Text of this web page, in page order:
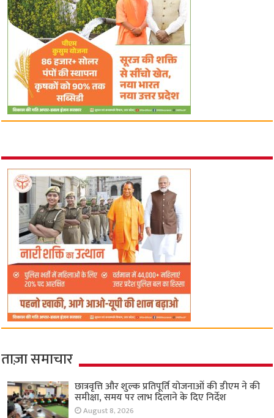
ताज़ा समाचार
छात्रवृत्ति और शुल्क प्रतिपूर्ति योजनाओं की डीएम ने की
समीक्षा, समय पर लाभ दिलाने के दिए निर्देश
August 8, 2026